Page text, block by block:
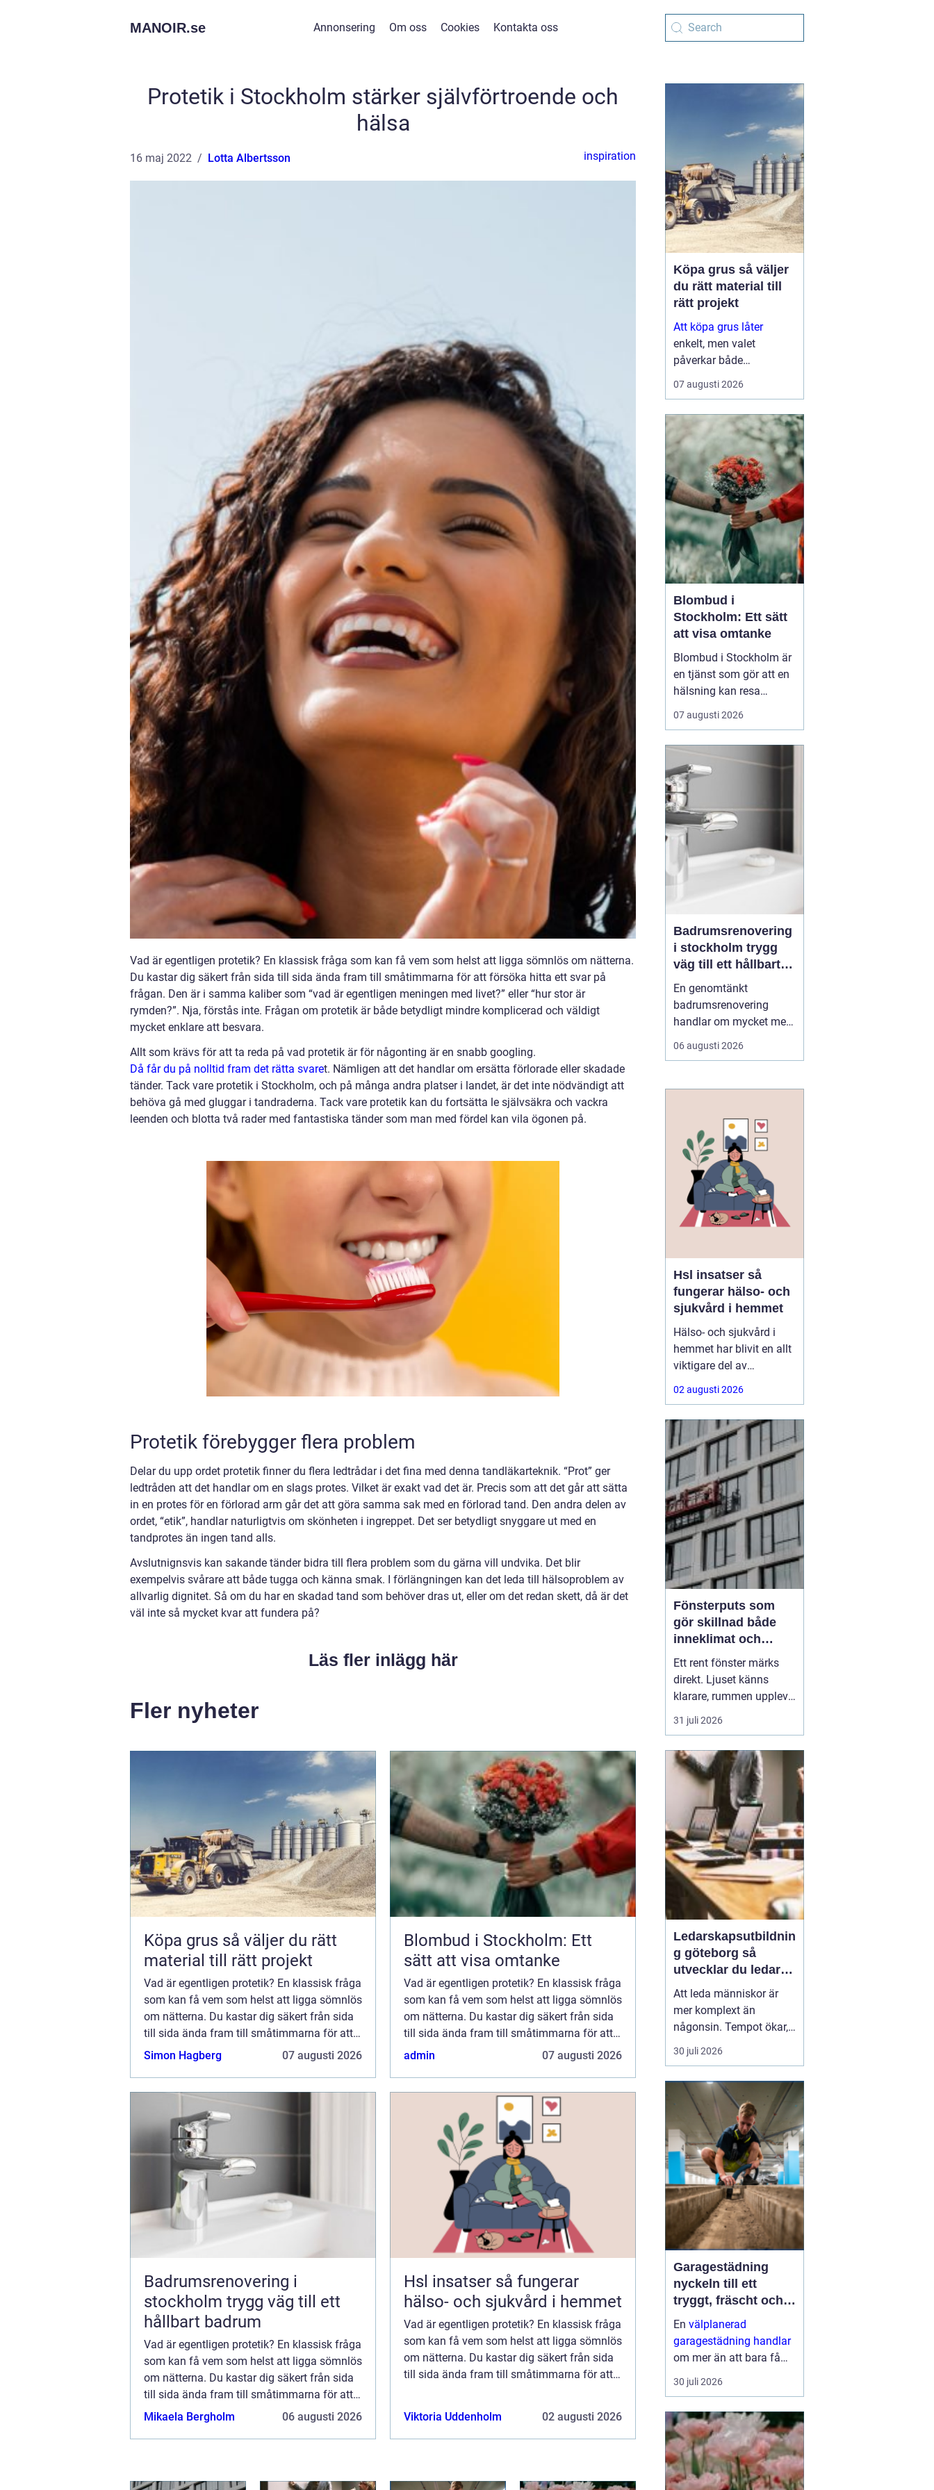
MANOIR.se Annonsering Om oss Cookies Kontakta oss
Protetik i Stockholm stärker självförtroende och
hälsa
16 maj 2022 Lotta Albertsson inspiration
Vad är egentligen protetik? En klassisk fråga som kan få vem som helst att ligga sömnlös om nätterna.
Du kastar dig säkert från sida till sida ända fram till småtimmarna för att försöka hitta ett svar på
frågan. Den är i samma kaliber som “vad är egentligen meningen med livet?” eller “hur stor är
rymden?”. Nja, förstås inte. Frågan om protetik är både betydligt mindre komplicerad och väldigt
mycket enklare att besvara.
Allt som krävs för att ta reda på vad protetik är för någonting är en snabb googling.
Då får du på nolltid fram det rätta svaret. Nämligen att det handlar om ersätta förlorade eller skadade
tänder. Tack vare protetik i Stockholm, och på många andra platser i landet, är det inte nödvändigt att
behöva gå med gluggar i tandraderna. Tack vare protetik kan du fortsätta le självsäkra och vackra
leenden och blotta två rader med fantastiska tänder som man med fördel kan vila ögonen på.
Protetik förebygger flera problem
Delar du upp ordet protetik finner du flera ledtrådar i det fina med denna tandläkarteknik. “Prot” ger
ledtråden att det handlar om en slags protes. Vilket är exakt vad det är. Precis som att det går att sätta
in en protes för en förlorad arm går det att göra samma sak med en förlorad tand. Den andra delen av
ordet, “etik”, handlar naturligtvis om skönheten i ingreppet. Det ser betydligt snyggare ut med en
tandprotes än ingen tand alls.
Avslutnignsvis kan sakande tänder bidra till flera problem som du gärna vill undvika. Det blir
exempelvis svårare att både tugga och känna smak. I förlängningen kan det leda till hälsoproblem av
allvarlig dignitet. Så om du har en skadad tand som behöver dras ut, eller om det redan skett, då är det
väl inte så mycket kvar att fundera på?
Läs fler inlägg här
Fler nyheter
Köpa grus så väljer du rätt
material till rätt projekt
Vad är egentligen protetik? En klassisk fråga
som kan få vem som helst att ligga sömnlös
om nätterna. Du kastar dig säkert från sida
till sida ända fram till småtimmarna för att
försöka hitta ett svar på frågan. Den är i
Simon Hagberg 07 augusti 2026
Blombud i Stockholm: Ett
sätt att visa omtanke
Vad är egentligen protetik? En klassisk fråga
som kan få vem som helst att ligga sömnlös
om nätterna. Du kastar dig säkert från sida
till sida ända fram till småtimmarna för att
försöka hitta ett svar på frågan. Den är i
admin 07 augusti 2026
Badrumsrenovering i
stockholm trygg väg till ett
hållbart badrum
Vad är egentligen protetik? En klassisk fråga
som kan få vem som helst att ligga sömnlös
om nätterna. Du kastar dig säkert från sida
till sida ända fram till småtimmarna för att
försöka hitta ett svar på frågan. Den är i
Mikaela Bergholm 06 augusti 2026
Hsl insatser så fungerar
hälso- och sjukvård i hemmet
Vad är egentligen protetik? En klassisk fråga
som kan få vem som helst att ligga sömnlös
om nätterna. Du kastar dig säkert från sida
till sida ända fram till småtimmarna för att
Viktoria Uddenholm 02 augusti 2026
Köpa grus så väljer
du rätt material till
rätt projekt
Att köpa grus låter
enkelt, men valet
påverkar både
hållbarhet, dränering och
hur ytan ser ut på sikt.
uppfart, en grusgång
eller ett större
byggprojekt behöv...
07 augusti 2026
Blombud i
Stockholm: Ett sätt
att visa omtanke
Blombud i Stockholm är
en tjänst som gör att en
hälsning kan resa
genom staden utan att
du själv behöver lämna
Genom en enkel
beställning online hos
exempelvis
lindhagensblommor.se
kan en b...
07 augusti 2026
Badrumsrenovering
i stockholm trygg
väg till ett hållbart
badrum
En genomtänkt
badrumsrenovering
handlar om mycket mer
än nya kakelplattor och
en snygg duschhörna.
är badrummet hemmets
avancerade rum, där
funktion, hållbarhet och
stil måste samspela i en
miljö som utsätts för
fu...
06 augusti 2026
Hsl insatser så
fungerar hälso- och
sjukvård i hemmet
Hälso- och sjukvård i
hemmet har blivit en allt
viktigare del av
välfärden. Fler lever
längre, fler har komplexa
kunna bo kvar hemma
så länge som möjligt.
Här
spelar HSL insatser
en
02 augusti 2026
Fönsterputs som
gör skillnad både
inneklimat och
utsikt
Ett rent fönster märks
direkt. Ljuset känns
klarare, rummen upplevs
större och hela hemmet
eller kontoret ser mer
fönsterputs något
många drar sig för. Det
31 juli 2026
Ledarskapsutbildnin
g göteborg så
utvecklar du ledare
som håller i längden
Att leda människor är
mer komplext än
någonsin. Tempot ökar,
omvärlden förändras
snabbt och medarbetare
tydlighet och omtanke.
Många organisationer
upptäcker därför samma
sak: engen...
30 juli 2026
Garagestädning
nyckeln till ett
tryggt, fräscht och
hållbart garage
En välplanerad
garagestädning handlar
om mer än att bara få
bort grus och damm från
golvet. Rena garage ger
minskar risken för
fuktskador och skapar
en bättre inomhu...
30 juli 2026